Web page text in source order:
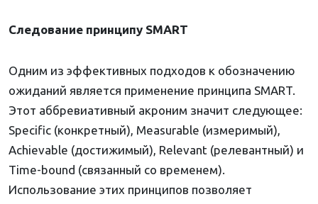
Следование принципу SMART
Одним из эффективных подходов к обозначению
ожиданий является применение принципа SMART.
Этот аббревиативный акроним значит следующее:
Specific (конкретный), Measurable (измеримый),
Achievable (достижимый), Relevant (релевантный) и
Time-bound (связанный со временем).
Использование этих принципов позволяет